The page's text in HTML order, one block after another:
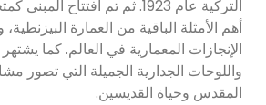
أهم الأمثلة الباقية من العمارة
الإنجازات المعمارية في العالم. كما
واللوحات الجدارية الجميلة التي تصور
المقدس وحياة القديسين.